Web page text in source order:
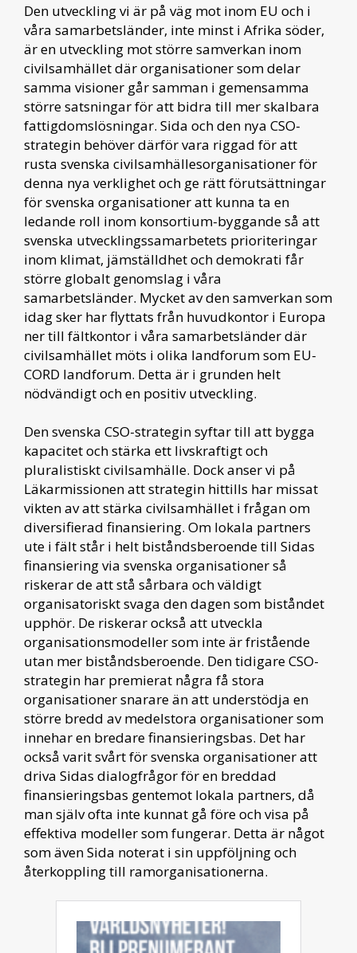
Den utveckling vi är på väg mot inom EU och i
våra samarbetsländer, inte minst i Afrika söder,
är en utveckling mot större samverkan inom
civilsamhället där organisationer som delar
samma visioner går samman i gemensamma
större satsningar för att bidra till mer skalbara
fattigdomslösningar. Sida och den nya CSO-
strategin behöver därför vara riggad för att
rusta svenska civilsamhällesorganisationer för
denna nya verklighet och ge rätt förutsättningar
för svenska organisationer att kunna ta en
ledande roll inom konsortium-byggande så att
svenska utvecklingssamarbetets prioriteringar
inom klimat, jämställdhet och demokrati får
större globalt genomslag i våra
samarbetsländer. Mycket av den samverkan som
idag sker har flyttats från huvudkontor i Europa
ner till fältkontor i våra samarbetsländer där
civilsamhället möts i olika landforum som EU-
CORD landforum. Detta är i grunden helt
nödvändigt och en positiv utveckling.
Den svenska CSO-strategin syftar till att bygga
kapacitet och stärka ett livskraftigt och
pluralistiskt civilsamhälle. Dock anser vi på
Läkarmissionen att strategin hittills har missat
vikten av att stärka civilsamhället i frågan om
diversifierad finansiering. Om lokala partners
ute i fält står i helt biståndsberoende till Sidas
finansiering via svenska organisationer så
riskerar de att stå sårbara och väldigt
organisatoriskt svaga den dagen som biståndet
upphör. De riskerar också att utveckla
organisationsmodeller som inte är fristående
utan mer biståndsberoende. Den tidigare CSO-
strategin har premierat några få stora
organisationer snarare än att understödja en
större bredd av medelstora organisationer som
innehar en bredare finansieringsbas. Det har
också varit svårt för svenska organisationer att
driva Sidas dialogfrågor för en breddad
finansieringsbas gentemot lokala partners, då
man själv ofta inte kunnat gå före och visa på
effektiva modeller som fungerar. Detta är något
som även Sida noterat i sin uppföljning och
återkoppling till ramorganisationerna.